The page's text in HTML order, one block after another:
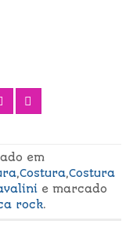
em
,Costura,Costura
e marcado
rock.